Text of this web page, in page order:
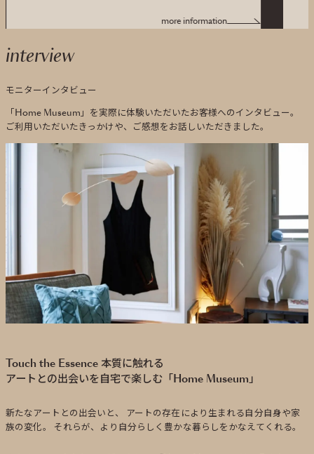
more information
interview
モニターインタビュー
「Home Museum」を実際に体験いただいたお客様へのインタビュー。
ご利用いただいたきっかけや、ご感想をお話しいただきました。
Touch the Essence 本質に触れる
アートとの出会いを自宅で楽しむ「Home Museum」
新たなアートとの出会いと、
アートの存在により生まれる自分自身や家
族の変化。 それらが、より自分らしく豊かな暮らしをかなえてくれる。